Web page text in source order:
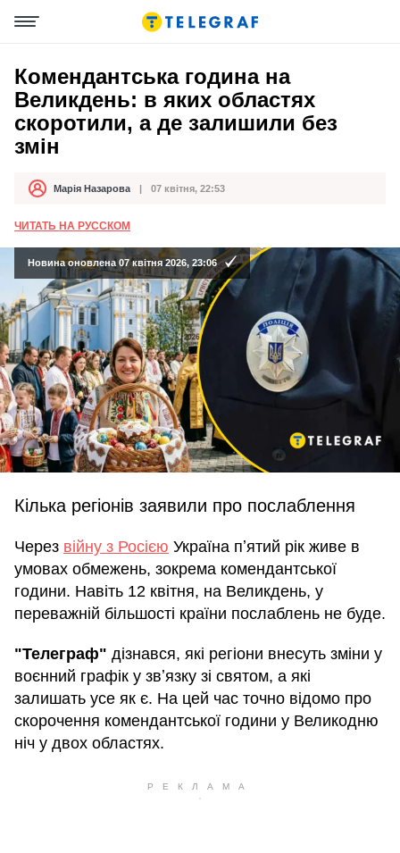
Комендантська година на
Великдень: в яких областях
скоротили, а де залишили без
змін
АвторМарія Назарова
Дата публікації 07 квітня, 22:53
ЧИТАТЬ НА РУССКОМ
Новина оновлена 07 квітня 2026, 23:06
Кілька регіонів заявили про послаблення
Через війну з Росією Україна пʼятий рік живе в
умовах обмежень, зокрема комендантської
години. Навіть 12 квітня, на Великдень, у
переважній більшості країни послаблень не буде.
"Телеграф" дізнався, які регіони внесуть зміни у
воєнний графік у звʼязку зі святом, а які
залишать усе як є. На цей час точно відомо про
скорочення комендантської години у Великодню
ніч у двох областях.